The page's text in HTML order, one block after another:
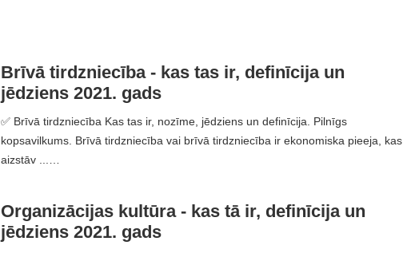
Brīvā tirdzniecība - kas tas ir, definīcija un
jēdziens 2021. gads
✅ Brīvā tirdzniecība Kas tas ir, nozīme, jēdziens un definīcija. Pilnīgs
kopsavilkums. Brīvā tirdzniecība vai brīvā tirdzniecība ir ekonomiska pieeja, kas
aizstāv ...…
Organizācijas kultūra - kas tā ir, definīcija un
jēdziens 2021. gads